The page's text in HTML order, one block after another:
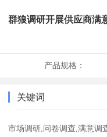
群狼调研开展供应商满
产品规格：
关键词
市场调研,问卷调查,满意调